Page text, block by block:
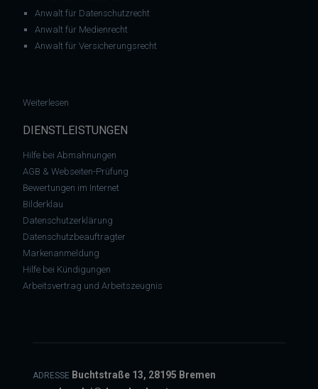
Anwalt für Datenschutzrecht
Anwalt für Medienrecht
Anwalt für Versicherungsrecht
Weiterlesen
DIENSTLEISTUNGEN
Hilfe bei Abmahnungen
AGB & Webseiten-Prüfung
Bewertungen im Internet
Bilderklau
Datenschutzerklärung
Datenschutzbeauftragter
Markenanmeldung
Hilfe bei Kündigungen
Arbeitsvertrag und Arbeitszeugnis
ADRESSE Buchtstraße 13, 28195 Bremen